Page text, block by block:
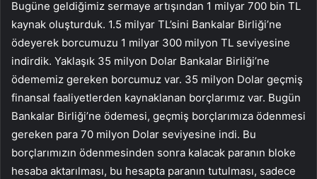
Bugüne geldiğimiz sermaye artışından 1 milyar 700 bin TL
kaynak oluşturduk. 1.5 milyar TL’sini Bankalar Birliği’ne
ödeyerek borcumuzu 1 milyar 300 milyon TL seviyesine
indirdik. Yaklaşık 35 milyon Dolar Bankalar Birliği’ne
ödememiz gereken borcumuz var. 35 milyon Dolar geçmiş
finansal faaliyetlerden kaynaklanan borçlarımız var. Bugün
Bankalar Birliği’ne ödemesi, geçmiş borçlarımıza ödenmesi
gereken para 70 milyon Dolar seviyesine indi. Bu
borçlarımızın ödenmesinden sonra kalacak paranın bloke
hesaba aktarılması, bu hesapta paranın tutulması, sadece